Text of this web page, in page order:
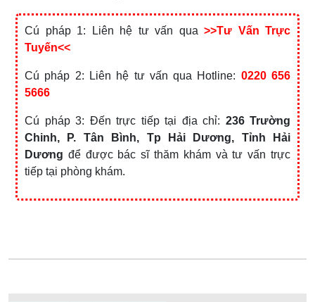
Cú pháp 1: Liên hệ tư vấn qua >>Tư Vấn Trực
Tuyến<<
Cú pháp 2: Liên hệ tư vấn qua Hotline: 0220 656
5666
Cú pháp 3: Đến trực tiếp tại địa chỉ: 236 Trường
Chinh, P. Tân Bình, Tp Hải Dương, Tỉnh Hải
Dương để được bác sĩ thăm khám và tư vấn trực
tiếp tại phòng khám.